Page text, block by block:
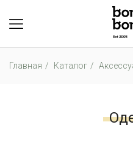
Главная Каталог